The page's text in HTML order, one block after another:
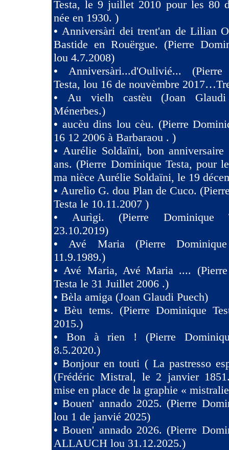
Testa, le 9 juillet 2010 pour les 80
née en 1930. )
•Anniversàri dei trent'an de Lilian
Bastide en Rouërgue. (Pierre
lou 4.7.2008)
• Anniversàri...d'Oulivié...
Testa, lou 16 de nouvèmbre
• Au vielh castèu (Joan
Ménerbes.)
• aucèu dins lou cèu. (Pierre
16 12 2006 à Barbaraou . )
• Aurélie Soldaïni, bon
ans. (Pierre Dominique Testa, pour
ma nièce Aurélie Soldaïni, le 19
•Aurelìo G. dou Plan de Cuco.
Testa le 10.11.2007 )
•Aurìgi. (Pierre Dominique
23.10.2019)
•Avé Maria (Pierre
11.9.1989.)
•Avé Maria, Avé Maria ....
Testa le 31 Juillet 2006 .)
• Bèla amiga (Joan Glaudi Puech)
•Bèu tems. (Pierre Dominique
2015.)
• Bon à rien ! (Pierre
8.5.2020.)
•Bonjour en touti ( La pastresso
(Frédéric Mistral, le 2 janvier
mise en place de la graphie «
•Bouen' annado 2025. (Pierre
lou 1 de janvié 2025)
•Bouen' annado 2026. (Pierre
ALLAUCH lou 31.12.2025.)